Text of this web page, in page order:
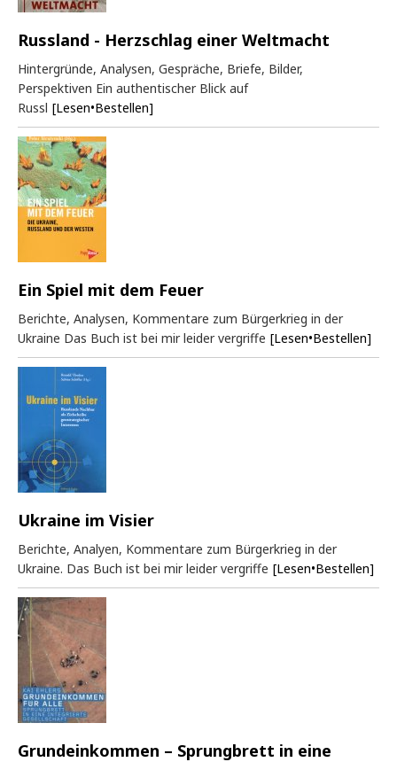
Russland - Herzschlag einer Weltmacht
Hintergründe, Analysen, Gespräche, Briefe, Bilder,
Perspektiven Ein authentischer Blick auf
Russl [Lesen•Bestellen]
Ein Spiel mit dem Feuer
Berichte, Analysen, Kommentare zum Bürgerkrieg in der
Ukraine Das Buch ist bei mir leider vergriffe [Lesen•Bestellen]
Ukraine im Visier
Berichte, Analyen, Kommentare zum Bürgerkrieg in der
Ukraine. Das Buch ist bei mir leider vergriffe [Lesen•Bestellen]
Grundeinkommen – Sprungbrett in eine